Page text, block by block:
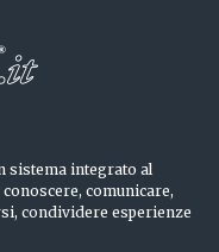
sistema integrato al
comunicare,
condividere esperienze